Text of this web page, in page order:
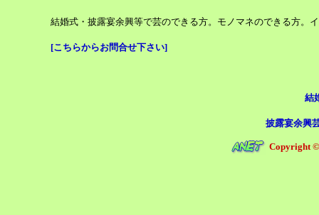
結婚式・披露宴余興等で芸のできる方。モノマネのできる方。
[こちらからお問合せ下さい]
結
披露宴余興
Copyright